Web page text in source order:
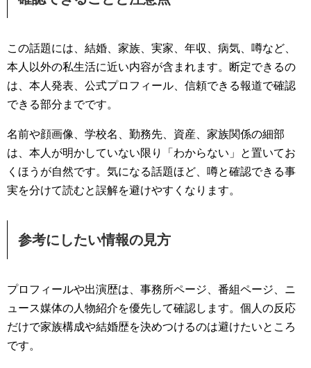
この話題には、結婚、家族、実家、年収、病気、噂など、
本人以外の私生活に近い内容が含まれます。断定できるの
は、本人発表、公式プロフィール、信頼できる報道で確認
できる部分までです。
名前や顔画像、学校名、勤務先、資産、家族関係の細部
は、本人が明かしていない限り「わからない」と置いてお
くほうが自然です。気になる話題ほど、噂と確認できる事
実を分けて読むと誤解を避けやすくなります。
参考にしたい情報の見方
プロフィールや出演歴は、事務所ページ、番組ページ、ニ
ュース媒体の人物紹介を優先して確認します。個人の反応
だけで家族構成や結婚歴を決めつけるのは避けたいところ
です。